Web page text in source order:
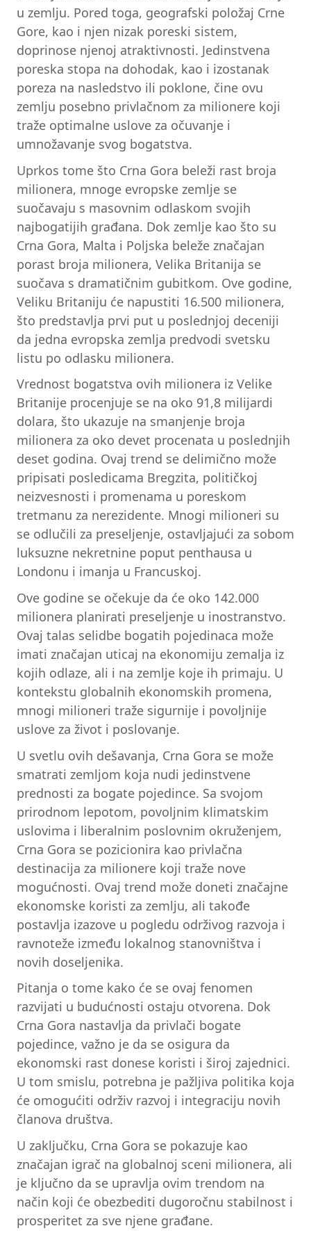
u zemlju. Pored toga, geografski položaj Crne
Gore, kao i njen nizak poreski sistem,
doprinose njenoj atraktivnosti. Jedinstvena
poreska stopa na dohodak, kao i izostanak
poreza na nasledstvo ili poklone, čine ovu
zemlju posebno privlačnom za milionere koji
traže optimalne uslove za očuvanje i
umnožavanje svog bogatstva.
Uprkos tome što Crna Gora beleži rast broja
milionera, mnoge evropske zemlje se
suočavaju s masovnim odlaskom svojih
najbogatijih građana. Dok zemlje kao što su
Crna Gora, Malta i Poljska beleže značajan
porast broja milionera, Velika Britanija se
suočava s dramatičnim gubitkom. Ove godine,
Veliku Britaniju će napustiti 16.500 milionera,
što predstavlja prvi put u poslednjoj deceniji
da jedna evropska zemlja predvodi svetsku
listu po odlasku milionera.
Vrednost bogatstva ovih milionera iz Velike
Britanije procenjuje se na oko 91,8 milijardi
dolara, što ukazuje na smanjenje broja
milionera za oko devet procenata u poslednjih
deset godina. Ovaj trend se delimično može
pripisati posledicama Bregzita, političkoj
neizvesnosti i promenama u poreskom
tretmanu za nerezidente. Mnogi milioneri su
se odlučili za preseljenje, ostavljajući za sobom
luksuzne nekretnine poput penthausa u
Londonu i imanja u Francuskoj.
Ove godine se očekuje da će oko 142.000
milionera planirati preseljenje u inostranstvo.
Ovaj talas selidbe bogatih pojedinaca može
imati značajan uticaj na ekonomiju zemalja iz
kojih odlaze, ali i na zemlje koje ih primaju. U
kontekstu globalnih ekonomskih promena,
mnogi milioneri traže sigurnije i povoljnije
uslove za život i poslovanje.
U svetlu ovih dešavanja, Crna Gora se može
smatrati zemljom koja nudi jedinstvene
prednosti za bogate pojedince. Sa svojom
prirodnom lepotom, povoljnim klimatskim
uslovima i liberalnim poslovnim okruženjem,
Crna Gora se pozicionira kao privlačna
destinacija za milionere koji traže nove
mogućnosti. Ovaj trend može doneti značajne
ekonomske koristi za zemlju, ali takođe
postavlja izazove u pogledu održivog razvoja i
ravnoteže između lokalnog stanovništva i
novih doseljenika.
Pitanja o tome kako će se ovaj fenomen
razvijati u budućnosti ostaju otvorena. Dok
Crna Gora nastavlja da privlači bogate
pojedince, važno je da se osigura da
ekonomski rast donese koristi i široj zajednici.
U tom smislu, potrebna je pažljiva politika koja
će omogućiti održiv razvoj i integraciju novih
članova društva.
U zaključku, Crna Gora se pokazuje kao
značajan igrač na globalnoj sceni milionera, ali
je ključno da se upravlja ovim trendom na
način koji će obezbediti dugoročnu stabilnost i
prosperitet za sve njene građane.